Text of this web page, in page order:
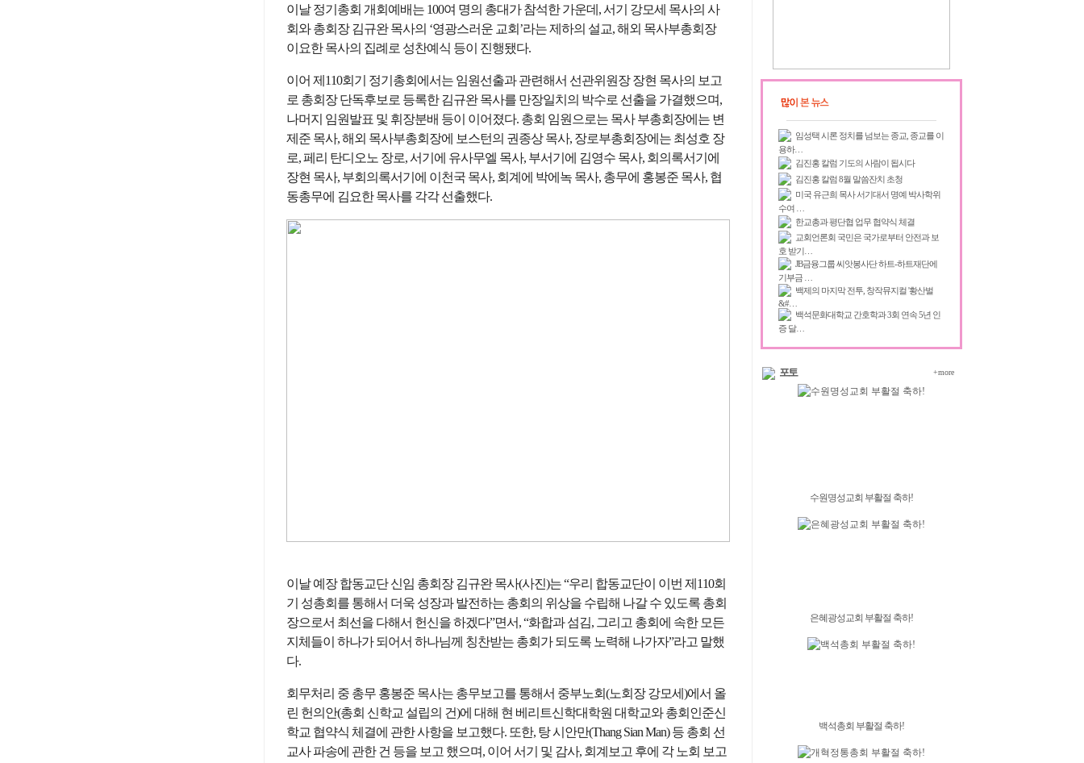
이날 정기총회 개회예배는 100여 명의 총대가 참석한 가운데, 서기 강모세 목사의 사
회와 총회장 김규완 목사의 ‘영광스러운 교회’라는 제하의 설교, 해외 목사부총회장
이요한 목사의 집례로 성찬예식 등이 진행됐다.
이어 제110회기 정기총회에서는 임원선출과 관련해서 선관위원장 장현 목사의 보고
로 총회장 단독후보로 등록한 김규완 목사를 만장일치의 박수로 선출을 가결했으며,
나머지 임원발표 및 휘장분배 등이 이어졌다. 총회 임원으로는 목사 부총회장에는 변
제준 목사, 해외 목사부총회장에 보스턴의 권종상 목사, 장로부총회장에는 최성호 장
로, 페리 탄디오노 장로, 서기에 유사무엘 목사, 부서기에 김영수 목사, 회의록서기에
장현 목사, 부회의록서기에 이천국 목사, 회계에 박에녹 목사, 총무에 홍봉준 목사, 협
동총무에 김요한 목사를 각각 선출했다.
이날 예장 합동교단 신임 총회장 김규완 목사(사진)는 “우리 합동교단이 이번 제110회
기 성총회를 통해서 더욱 성장과 발전하는 총회의 위상을 수립해 나갈 수 있도록 총회
장으로서 최선을 다해서 헌신을 하겠다”면서, “화합과 섬김, 그리고 총회에 속한 모든
지체들이 하나가 되어서 하나님께 칭찬받는 총회가 되도록 노력해 나가자”라고 말했
다.
회무처리 중 총무 홍봉준 목사는 총무보고를 통해서 중부노회(노회장 강모세)에서 올
린 헌의안(총회 신학교 설립의 건)에 대해 현 베리트신학대학원 대학교와 총회인준신
학교 협약식 체결에 관한 사항을 보고했다. 또한, 탕 시안만(Thang Sian Man) 등 총회 선
교사 파송에 관한 건 등을 보고 했으며, 이어 서기 및 감사, 회계보고 후에 각 노회 보고
임성택 시론 정치를 넘보는 종교, 종교를 이
용하…
김진홍 칼럼 기도의 사람이 됩시다
김진홍 칼럼 8월 말씀잔치 초청
미국 유근희 목사 서기대서 명예 박사학위
수여 …
한교총과 평단협 업무 협약식 체결
교회언론회 국민은 국가로부터 안전과 보
호 받기…
JB금융그룹 씨앗봉사단 하트-하트재단에
기부금 …
백제의 마지막 전투, 창작뮤지컬 '황산벌
&#…
백석문화대학교 간호학과 3회 연속 5년 인
증 달…
포토 +more
수원명성교회 부활절 축하!
은혜광성교회 부활절 축하!
백석총회 부활절 축하!